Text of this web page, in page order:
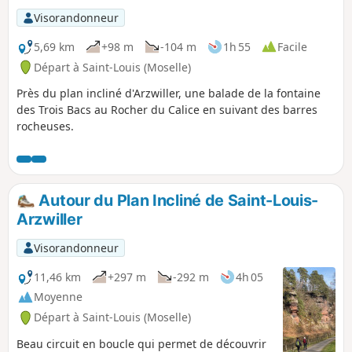
Visorandonneur
5,69 km
+98 m -104 m 1h 55
Facile
Départ à Saint-Louis (Moselle)
Près du plan incliné d'Arzwiller, une balade de la fontaine
des Trois Bacs au Rocher du Calice en suivant des barres
rocheuses.
Autour du Plan Incliné de Saint-Louis-
Arzwiller
Visorandonneur
11,46 km
+297 m -292 m
4h 05
Moyenne
Départ à Saint-Louis (Moselle)
Beau circuit en boucle qui permet de découvrir